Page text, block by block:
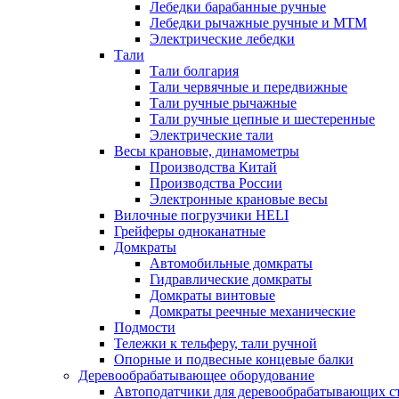
Лебедки барабанные ручные
Лебедки рычажные ручные и МТМ
Электрические лебедки
Тали
Тали болгария
Тали червячные и передвижные
Тали ручные рычажные
Тали ручные цепные и шестеренные
Электрические тали
Весы крановые, динамометры
Производства Китай
Производства России
Электронные крановые весы
Вилочные погрузчики HELI
Грейферы одноканатные
Домкраты
Автомобильные домкраты
Гидравлические домкраты
Домкраты винтовые
Домкраты реечные механические
Подмости
Тележки к тельферу, тали ручной
Опорные и подвесные концевые балки
Деревообрабатывающее оборудование
Автоподатчики для деревообрабатывающих